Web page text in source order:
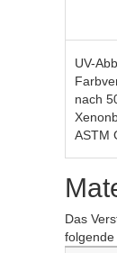
UV-
nach
ASTM
Das
folgende